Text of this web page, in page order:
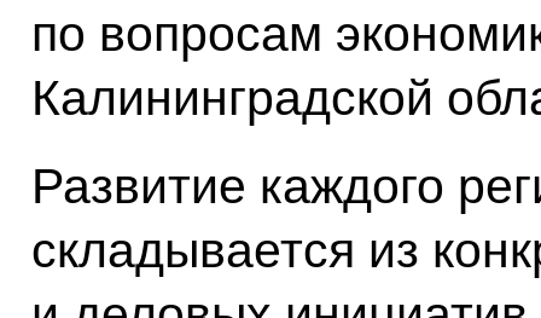
по вопросам
Калининградской
Развитие каждого
складывается из